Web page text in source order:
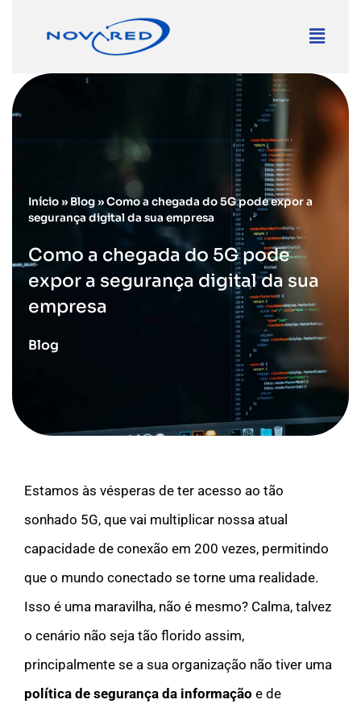
Início» Blog»Como a chegada do 5G pode expor a
segurança digital da sua empresa
Como a chegada do 5G pode
expor a segurança digital da sua
empresa
Blog
Estamos às vésperas de ter acesso ao tão
sonhado 5G, que vai multiplicar nossa atual
capacidade de conexão em 200 vezes, permitindo
que o mundo conectado se torne uma realidade.
Isso é uma maravilha, não é mesmo? Calma, talvez
o cenário não seja tão florido assim,
principalmente se a sua organização não tiver uma
política de segurança da informação e de